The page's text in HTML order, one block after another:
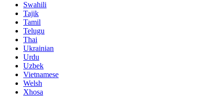
Swahili
Tajik
Tamil
Telugu
Thai
Ukrainian
Urdu
Uzbek
Vietnamese
Welsh
Xhosa